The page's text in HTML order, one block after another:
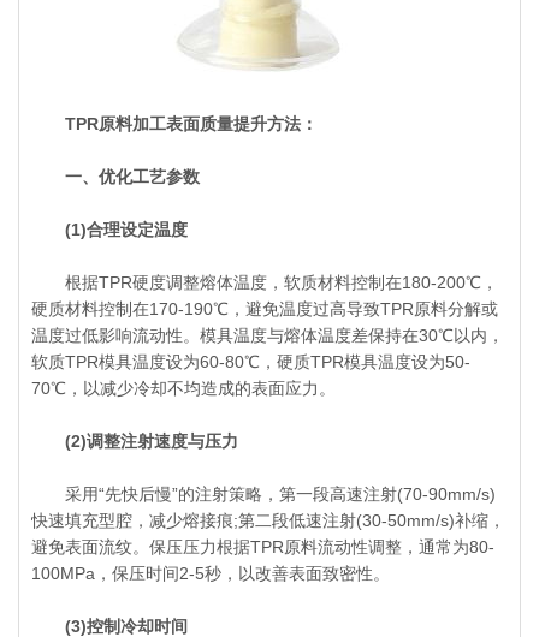
TPR原料加工表面质量提升方法：
一、优化工艺参数
(1)合理设定温度
根据TPR硬度调整熔体温度，软质材料控制在180-200℃，
硬质材料控制在170-190℃，避免温度过高导致TPR原料分解或
温度过低影响流动性。模具温度与熔体温度差保持在30℃以内，
软质TPR模具温度设为60-80℃，硬质TPR模具温度设为50-
70℃，以减少冷却不均造成的表面应力。
(2)调整注射速度与压力
采用“先快后慢”的注射策略，第一段高速注射(70-90mm/s)
快速填充型腔，减少熔接痕;第二段低速注射(30-50mm/s)补缩，
避免表面流纹。保压压力根据TPR原料流动性调整，通常为80-
100MPa，保压时间2-5秒，以改善表面致密性。
(3)控制冷却时间